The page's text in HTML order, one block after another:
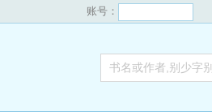
账号：